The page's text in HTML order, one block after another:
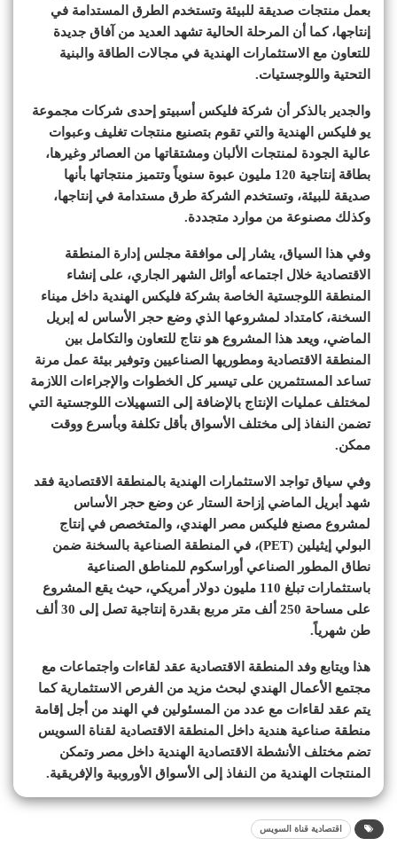
بعمل منتجات صديقة للبيئة وتستخدم الطرق المستدامة في
إنتاجها، كما أن المرحلة الحالية تشهد العديد من آفاق جديدة
للتعاون مع الاستثمارات الهندية في مجالات الطاقة والبنية
التحتية واللوجستيات.
والجدير بالذكر أن شركة فليكس أسبيتو إحدى شركات مجموعة
يو فليكس الهندية والتي تقوم بتصنيع منتجات تغليف وعبوات
عالية الجودة لمنتجات الألبان ومشتقاتها من العصائر وغيرها،
بطاقة إنتاجية 120 مليون عبوة سنوياً وتتميز منتجاتها بأنها
صديقة للبيئة، وتستخدم الشركة طرق مستدامة في إنتاجها،
وكذلك مصنوعة من موارد متجددة.
وفي هذا السياق، يشار إلى موافقة مجلس إدارة المنطقة
الاقتصادية خلال اجتماعه أوائل الشهر الجاري، على إنشاء
المنطقة اللوجستية الخاصة بشركة فليكس الهندية داخل ميناء
السخنة، كامتداد لمشروعها الذي وضع حجر الأساس له إبريل
الماضي، ويعد هذا المشروع هو نتاج للتعاون والتكامل بين
المنطقة الاقتصادية ومطوريها الصناعيين وتوفير بيئة عمل مرنة
تساعد المستثمرين على تيسير كل الخطوات والإجراءات اللازمة
لمختلف عمليات الإنتاج بالإضافة إلى التسهيلات اللوجستية التي
تضمن النفاذ إلى مختلف الأسواق بأقل تكلفة وبأسرع ووقت
ممكن.
وفي سياق تواجد الاستثمارات الهندية بالمنطقة الاقتصادية فقد
شهد أبريل الماضي إزاحة الستار عن وضع حجر الأساس
لمشروع مصنع فليكس مصر الهندي، والمتخصص في إنتاج
البولي إيثيلين (PET)، في المنطقة الصناعية بالسخنة ضمن
نطاق المطور الصناعي أوراسكوم للمناطق الصناعية
باستثمارات تبلغ 110 مليون دولار أمريكي، حيث يقع المشروع
على مساحة 250 ألف متر مربع بقدرة إنتاجية تصل إلى 30 ألف
طن شهرياً.
هذا ويتابع وفد المنطقة الاقتصادية عقد لقاءات واجتماعات مع
مجتمع الأعمال الهندي لبحث مزيد من الفرص الاستثمارية كما
يتم عقد لقاءات مع عدد من المسئولين في الهند من أجل إقامة
منطقة صناعية هندية داخل المنطقة الاقتصادية لقناة السويس
تضم مختلف الأنشطة الاقتصادية الهندية داخل مصر وتمكن
المنتجات الهندية من النفاذ إلى الأسواق الأوروبية والإفريقية.
اقتصادية قناة السويس